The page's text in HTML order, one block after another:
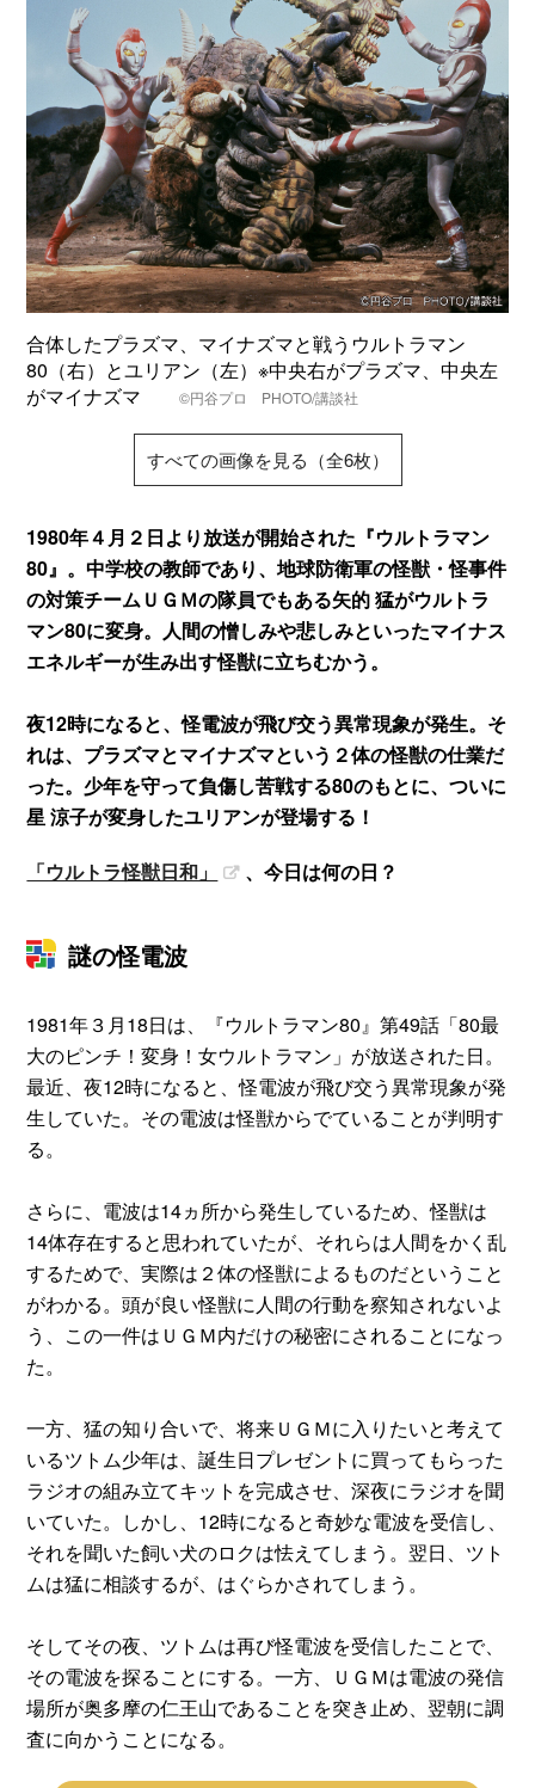
合体したプラズマ、マイナズマと戦うウルトラマン
80（右）とユリアン（左）※中央右がプラズマ、中央左
がマイナズマ©円谷プロ PHOTO/講談社
すべての画像を見る（全6枚）
1980年４月２日より放送が開始された『ウルトラマン
80』。中学校の教師であり、地球防衛軍の怪獣・怪事件
の対策チームＵＧＭの隊員でもある矢的 猛がウルトラ
マン80に変身。人間の憎しみや悲しみといったマイナス
エネルギーが生み出す怪獣に立ちむかう。
夜12時になると、怪電波が飛び交う異常現象が発生。そ
れは、プラズマとマイナズマという２体の怪獣の仕業だ
った。少年を守って負傷し苦戦する80のもとに、ついに
星 涼子が変身したユリアンが登場する！
「ウルトラ怪獣日和」
、今日は何の日？
謎の怪電波
1981年３月18日は、『ウルトラマン80』第49話「80最
大のピンチ！変身！女ウルトラマン」が放送された日。
最近、夜12時になると、怪電波が飛び交う異常現象が発
生していた。その電波は怪獣からでていることが判明す
る。
さらに、電波は14ヵ所から発生しているため、怪獣は
14体存在すると思われていたが、それらは人間をかく乱
するためで、実際は２体の怪獣によるものだということ
がわかる。頭が良い怪獣に人間の行動を察知されないよ
う、この一件はＵＧＭ内だけの秘密にされることになっ
た。
一方、猛の知り合いで、将来ＵＧＭに入りたいと考えて
いるツトム少年は、誕生日プレゼントに買ってもらった
ラジオの組み立てキットを完成させ、深夜にラジオを聞
いていた。しかし、12時になると奇妙な電波を受信し、
それを聞いた飼い犬のロクは怯えてしまう。翌日、ツト
ムは猛に相談するが、はぐらかされてしまう。
そしてその夜、ツトムは再び怪電波を受信したことで、
その電波を探ることにする。一方、ＵＧＭは電波の発信
場所が奥多摩の仁王山であることを突き止め、翌朝に調
査に向かうことになる。